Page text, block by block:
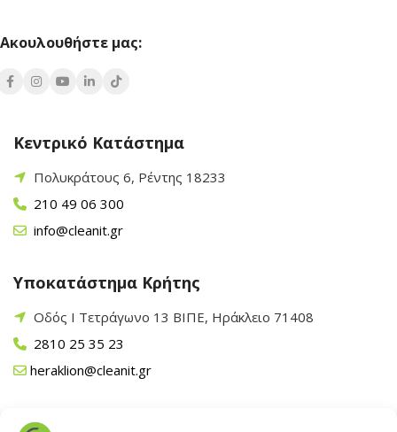
Ακουλουθήστε μας:
Κεντρικό Κατάστημα
Πολυκράτους 6, Ρέντης 18233
210 49 06 300
info@cleanit.gr
Υποκατάστημα Κρήτης
Οδός Ι Τετράγωνο 13 ΒΙΠΕ, Ηράκλειο 71408
2810 25 35 23
heraklion@cleanit.gr
Υποκατάστημα Πάρου